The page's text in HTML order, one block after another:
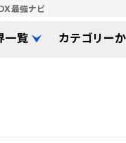
最強ナビ
一覧 カテゴリー